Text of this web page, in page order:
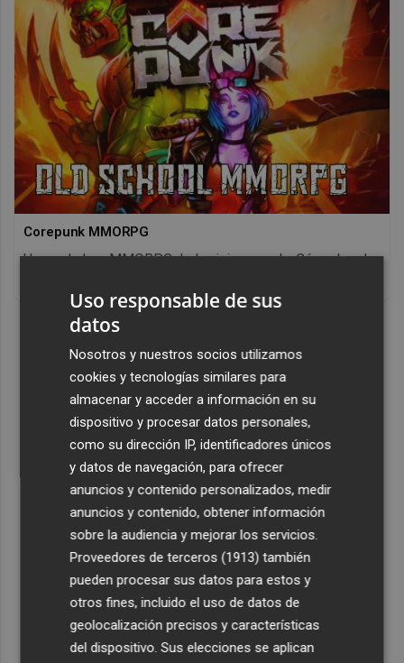
Corepunk MMORPG
Un verdadero MMORPG de la vieja escuela ¡Cómo los de
Uso responsable de sus
datos
Nosotros y nuestros socios utilizamos
cookies y tecnologías similares para
almacenar y acceder a información en su
dispositivo y procesar datos personales,
como su dirección IP, identificadores únicos
y datos de navegación, para ofrecer
anuncios y contenido personalizados, medir
anuncios y contenido, obtener información
sobre la audiencia y mejorar los servicios.
Proveedores de terceros (1913) también
pueden procesar sus datos para estos y
otros fines, incluido el uso de datos de
geolocalización precisos y características
del dispositivo. Sus elecciones se aplican